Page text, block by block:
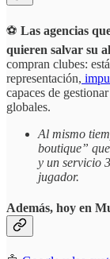
⚽ Las agencias
quieren salvar su
compran clubes:
representación,
capaces de
globales.
Al mismo
boutique”
y un servicio
jugador.
Además, hoy en